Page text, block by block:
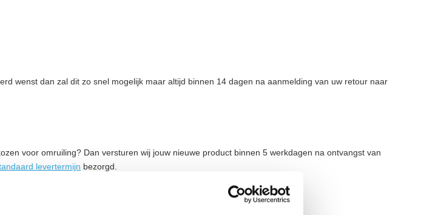
wenst dan zal dit zo snel mogelijk maar altijd binnen 14 dagen na aanmelding van uw retour naar
voor omruiling? Dan versturen wij jouw nieuwe product binnen 5 werkdagen na ontvangst van
levertermijn bezorgd.